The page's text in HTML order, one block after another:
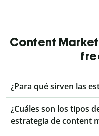
Content
¿Para qué sirven las
¿Cuáles son los tipos
estrategia de content